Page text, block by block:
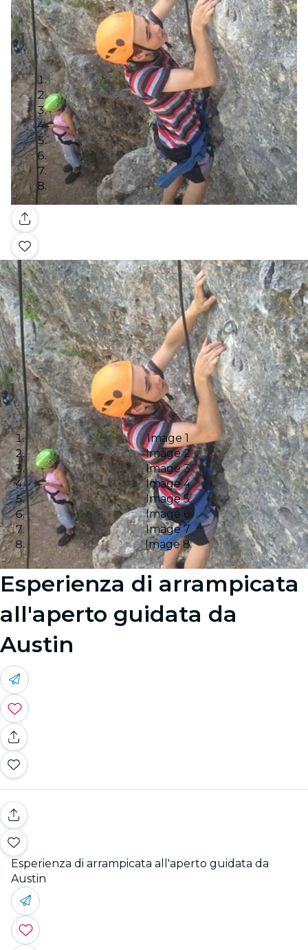
Galleria
Image 1
Image 2
Image 3
Image 4
Image 5
Image 6
Image 7
Image 8
Esperienza di arrampicata
all'aperto guidata da
Austin
Esperienza di arrampicata all'aperto guidata da
Austin